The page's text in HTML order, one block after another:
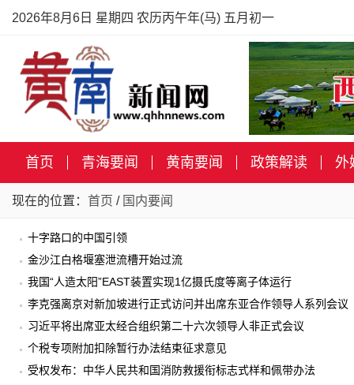
2026年8月6日 星期四 农历丙午年(马) 五月初一
首页 青海要闻 黄南要闻 政策解读 外
现在的位置： 首页 / 国内要闻
十字路口的中国引领
金沙江白格堰塞泄流槽开始过流
我国“人造太阳”EAST装置实现1亿摄氏度等离子体运行
李克强离京对新加坡进行正式访问并出席东亚合作领导人系列会议
习近平将出席亚太经合组织第二十六次领导人非正式会议
个税专项附加扣除暂行办法结束征求意见
受权发布：中华人民共和国消防救援衔标志式样和佩带办法